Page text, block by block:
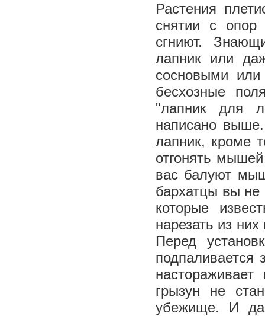
Растения
снятии с опор
сгниют.
лапник или
сосновыми
бесхозные
"лапник для
написано
лапник, кроме
отгонять
вас балуют
бархатцы вы не
которые
нарезать из
Перед
подпаливается
грызун не
убежище. И да,